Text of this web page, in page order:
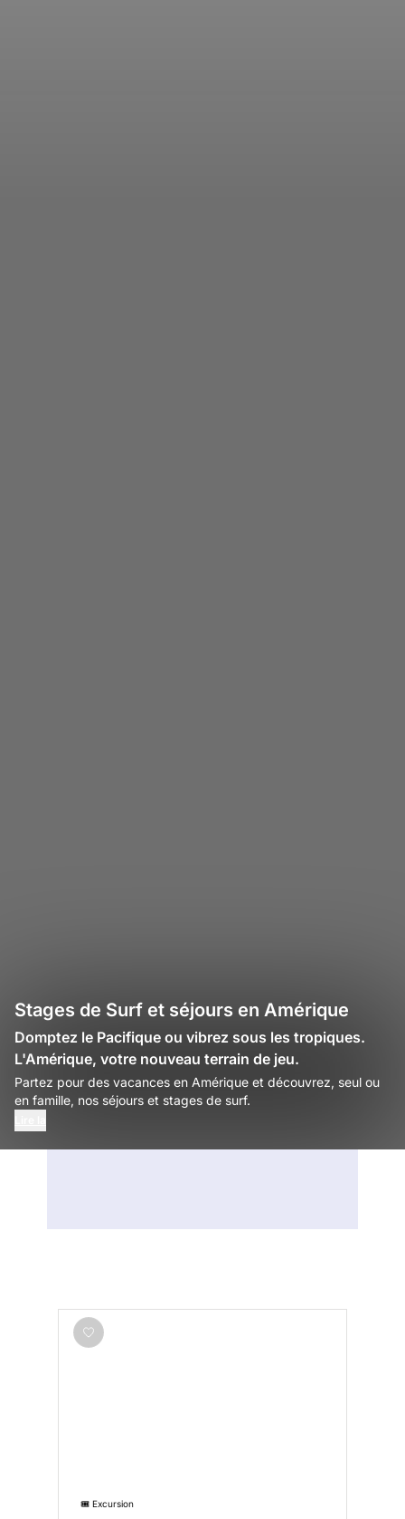
Stages de Surf et séjours en Amérique
Domptez le Pacifique ou vibrez sous les tropiques.
L'Amérique, votre nouveau terrain de jeu.
Partez pour des vacances en Amérique et découvrez, seul ou
en famille, nos séjours et stages de surf.
🎟️ Excursion